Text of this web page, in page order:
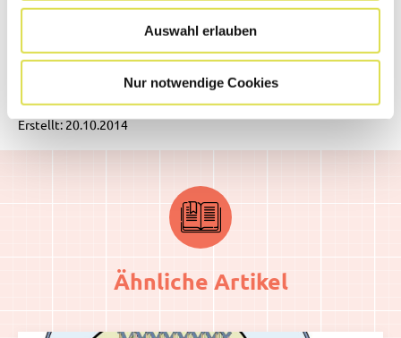
Auswahl erlauben
Nur notwendige Cookies
Roche
Erstellt: 20.10.2014
Ähnliche Artikel